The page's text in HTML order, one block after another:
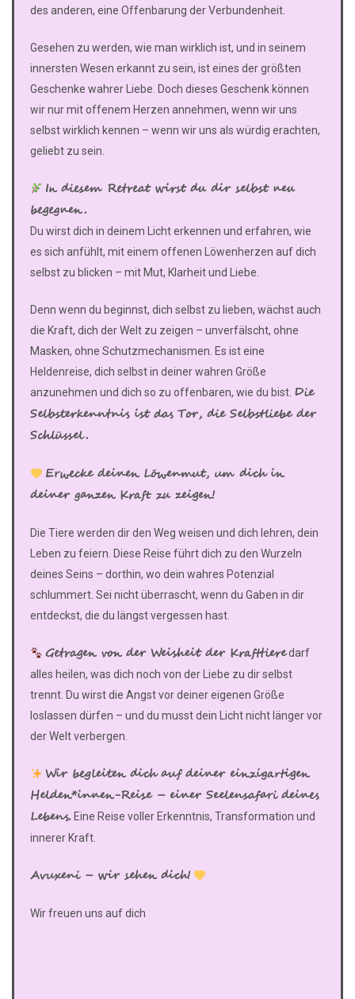
des anderen, eine Offenbarung der Verbundenheit.
Gesehen zu werden, wie man wirklich ist, und in seinem
innersten Wesen erkannt zu sein, ist eines der größten
Geschenke wahrer Liebe. Doch dieses Geschenk können
wir nur mit offenem Herzen annehmen, wenn wir uns
selbst wirklich kennen – wenn wir uns als würdig erachten,
geliebt zu sein.
In diesem Retreat wirst du dir selbst neu
begegnen.
Du wirst dich in deinem Licht erkennen und erfahren, wie
es sich anfühlt, mit einem offenen Löwenherzen auf dich
selbst zu blicken – mit Mut, Klarheit und Liebe.
Denn wenn du beginnst, dich selbst zu lieben, wächst auch
die Kraft, dich der Welt zu zeigen – unverfälscht, ohne
Masken, ohne Schutzmechanismen. Es ist eine
Heldenreise, dich selbst in deiner wahren Größe
anzunehmen und dich so zu offenbaren, wie du bist. Die
Selbsterkenntnis ist das Tor, die Selbstliebe der
Schlüssel.
Erwecke deinen Löwenmut, um dich in
deiner ganzen Kraft zu zeigen!
Die Tiere werden dir den Weg weisen und dich lehren, dein
Leben zu feiern. Diese Reise führt dich zu den Wurzeln
deines Seins – dorthin, wo dein wahres Potenzial
schlummert. Sei nicht überrascht, wenn du Gaben in dir
entdeckst, die du längst vergessen hast.
Getragen von der Weisheit der Krafttieredarf
alles heilen, was dich noch von der Liebe zu dir selbst
trennt. Du wirst die Angst vor deiner eigenen Größe
loslassen dürfen – und du musst dein Licht nicht länger vor
der Welt verbergen.
Wir begleiten dich auf deiner einzigartigen
Helden*innen-Reise – einer Seelensafari deines
Lebens. Eine Reise voller Erkenntnis, Transformation und
innerer Kraft.
Avuxeni – wir sehen dich!
Wir freuen uns auf dich